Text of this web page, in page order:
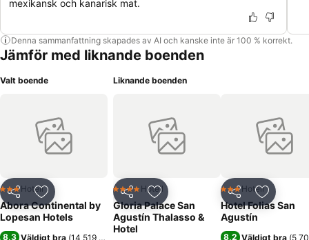
mexikansk och kanarisk mat.
Denna sammanfattning skapades av AI och kanske inte är 100 % korrekt.
Jämför med liknande boenden
Valt boende
Dela Lägg till i Mina Favoriter
3 Stjärnor
Hotell
Abora Continental by
Lopesan Hotels
8,3 Väldigt bra (14 519 betyg
Liknande boenden
Dela Lägg till i Mina Favoriter
4 StjärnorHotell
Gloria Palace San
Agustín Thalasso &
Hotel
Dela Lägg till
3 Stjärnor
Hotell
Hotel Folias San
Agustín
8,2 Väldigt bra (5